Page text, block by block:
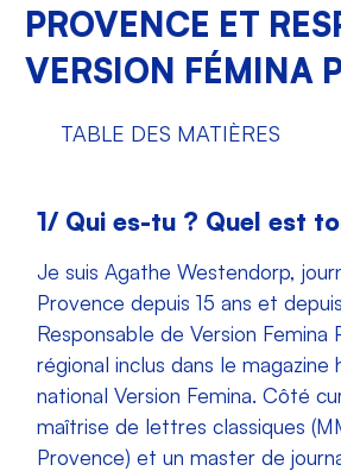
PROVENCE ET
VERSION FÉMINA
TABLE DES MATIÈRES
1/ Qui es-tu ? Quel est
Je suis Agathe Westendorp,
Provence depuis 15 ans et
Responsable de Version Femina
régional inclus dans le magazine
national Version Femina. Côté
maîtrise de lettres classiques
Provence) et un master de